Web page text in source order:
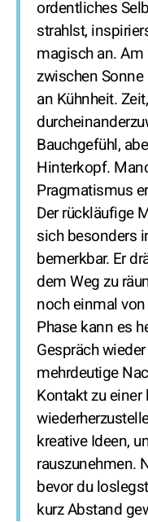
ordentliches
strahlst,
magisch an.
zwischen
an Kühnheit.
Bauchgefühl,
Hinterkopf.
Pragmatismus
Der rückläufige
sich besonders
bemerkbar. Er
dem Weg zu
noch einmal
Phase kann es
Gespräch
mehrdeutige
Kontakt zu
kreative Ideen,
rauszunehmen.
bevor du
kurz Abstand